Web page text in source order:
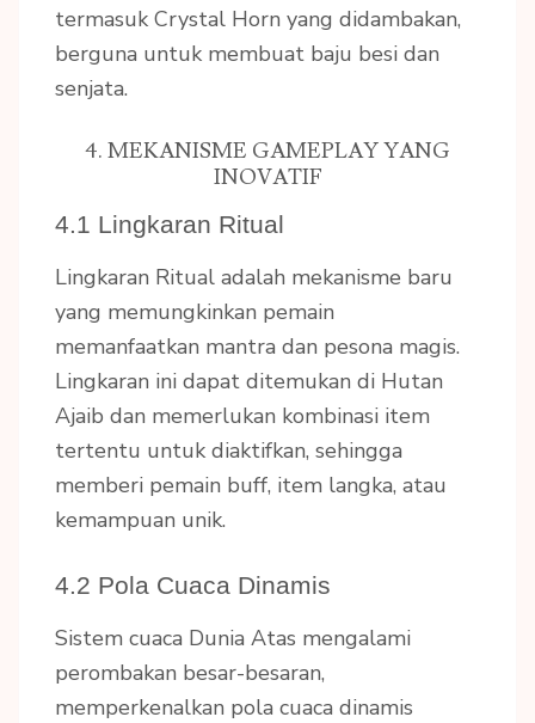
termasuk Crystal Horn yang didambakan,
berguna untuk membuat baju besi dan
senjata.
4. MEKANISME GAMEPLAY YANG
INOVATIF
4.1 Lingkaran Ritual
Lingkaran Ritual adalah mekanisme baru
yang memungkinkan pemain
memanfaatkan mantra dan pesona magis.
Lingkaran ini dapat ditemukan di Hutan
Ajaib dan memerlukan kombinasi item
tertentu untuk diaktifkan, sehingga
memberi pemain buff, item langka, atau
kemampuan unik.
4.2 Pola Cuaca Dinamis
Sistem cuaca Dunia Atas mengalami
perombakan besar-besaran,
memperkenalkan pola cuaca dinamis